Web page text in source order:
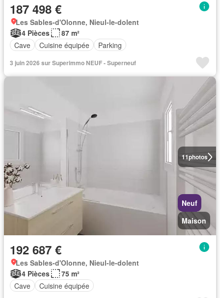
187 498 €
Les Sables-d'Olonne, Nieul-le-dolent
4 Pièces
87 m²
Cave
Cuisine équipée Parking
3 juin 2026 sur Superimmo NEUF - Superneuf
11photos
Neuf
Maison
192 687 €
Les Sables-d'Olonne, Nieul-le-dolent
4 Pièces
75 m²
Cave
Cuisine équipée